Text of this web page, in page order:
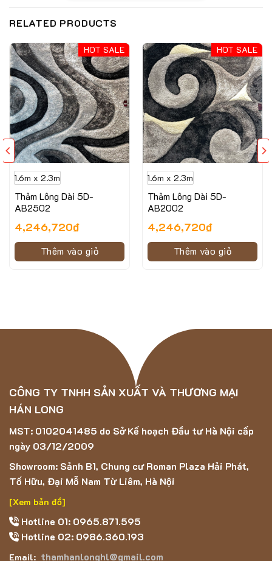
Hình ảnh minh họa của mẫu thảm ASTEN-21210A
Chất liệu: 100% Polypropylene
Bề mặt thảm sờ vào mềm, dày dặn,
Họa tiết cắt tỉa nông và nhỏ, tông màu xám
RELATED PRODUCTS
HOT SALE
1.6m x 2.3m
Thảm Lông Dài 5D-
AB2502
4,246,720₫
Thêm vào giỏ
HOT SALE
1.6m x 2.3m
Thảm Lông Dài 5D-
AB2002
4,246,720₫
Thêm vào giỏ
CÔNG TY TNHH SẢN XUẤT VÀ THƯƠNG MẠI
HÁN LONG
MST: 0102041485 do Sở Kế hoạch Đầu tư Hà Nội cấp
ngày 03/12/2009
Showroom: Sảnh B1, Chung cư Roman Plaza Hải Phát,
Tố Hữu, Đại Mỗ Nam Từ Liêm, Hà Nội
[Xem bản đồ]
Hotline 01: 0965.871.595
Hotline 02: 0986.360.193
Email: thamhanlonghl@gmail.com